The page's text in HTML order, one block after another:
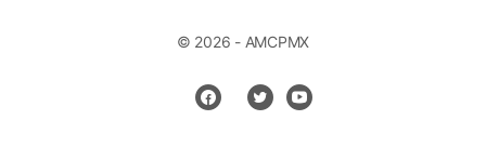
© 2026 - AMCPMX